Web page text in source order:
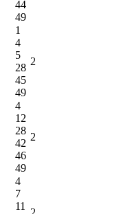
44
49
1
4
5
28
45
49
2
4
12
28
42
46
49
2
4
7
11